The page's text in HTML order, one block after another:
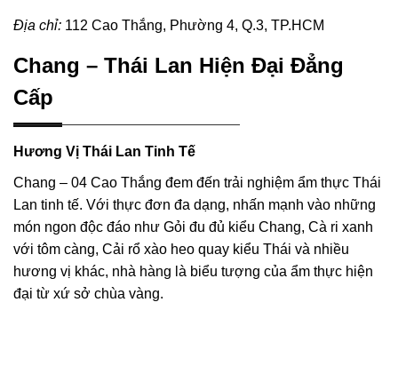
Địa chỉ: 112 Cao Thắng, Phường 4, Q.3, TP.HCM
Chang – Thái Lan Hiện Đại Đẳng
Cấp
Hương Vị Thái Lan Tinh Tế
Chang – 04 Cao Thắng đem đến trải nghiệm ẩm thực Thái
Lan tinh tế. Với thực đơn đa dạng, nhấn mạnh vào những
món ngon độc đáo như Gỏi đu đủ kiểu Chang, Cà ri xanh
với tôm càng, Cải rổ xào heo quay kiểu Thái và nhiều
hương vị khác, nhà hàng là biểu tượng của ẩm thực hiện
đại từ xứ sở chùa vàng.